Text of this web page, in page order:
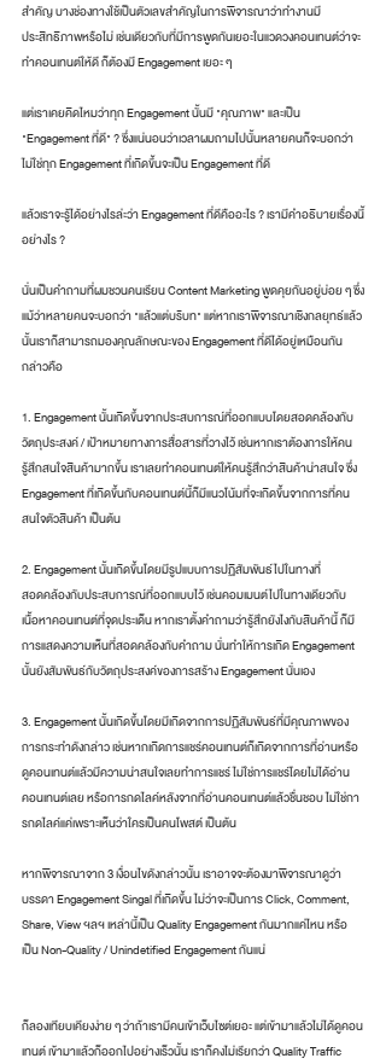
สำคัญ บางช่องทางใช้เป็นตัวเลขสำคัญในการพิจารณาว่าทำงานมี
ประสิทธิภาพหรือไม่ เช่นเดียวกับที่มีการพูดกันเยอะในแวดวงคอนเทนต์ว่าจะ
ทำคอนเทนต์ให้ดี ก็ต้องมี Engagement เยอะ ๆ
แต่เราเคยคิดไหมว่าทุก Engagement นั้นมี "คุณภาพ" และเป็น
"Engagement ที่ดี" ? ซึ่งแน่นอนว่าเวลาผมถามไปนั้นหลายคนก็จะบอกว่า
ไม่ใช่ทุก Engagement ที่เกิดขึ้นจะเป็น Engagement ที่ดี
แล้วเราจะรู้ได้อย่างไรล่ะว่า Engagement ที่ดีคืออะไร ? เรามีคำอธิบายเรื่องนี้
อย่างไร ?
นั่นเป็นคำถามที่ผมชวนคนเรียน Content Marketing พูดคุยกันอยู่บ่อย ๆ ซึ่ง
แม้ว่าหลายคนจะบอกว่า "แล้วแต่บริบท" แต่หากเราพิจารณาเชิงกลยุทธ์แล้ว
นั้นเราก็สามารถมองคุณลักษณะของ Engagement ที่ดีได้อยู่เหมือนกัน
กล่าวคือ
1. Engagement นั้นเกิดขึ้นจากประสบการณ์ที่ออกแบบโดยสอดคล้องกับ
วัตถุประสงค์ / เป้าหมายทางการสื่อสารที่วางไว้ เช่นหากเราต้องการให้คน
รู้สึกสนใจสินค้ามากขึ้น เราเลยทำคอนเทนต์ให้คนรู้สึกว่าสินค้าน่าสนใจ ซึ่ง
Engagement ที่เกิดขึ้นกับคอนเทนต์นี้ก็มีแนวโน้มที่จะเกิดขึ้นจากการที่คน
สนใจตัวสินค้า เป็นต้น
2. Engagement นั้นเกิดขึ้นโดยมีรูปแบบการปฏิสัมพันธ์ไปในทางที่
สอดคล้องกับประสบการณ์ที่ออกแบบไว้ เช่นคอมเมนต์ไปในทางเดียวกับ
เนื้อหาคอนเทนต์ที่จุดประเด็น หากเราตั้งคำถามว่ารู้สึกยังไงกับสินค้านี้ ก็มี
การแสดงความเห็นที่สอดคล้องกับคำถาม นั่นทำให้การเกิด Engagement
นั้นยังสัมพันธ์กับวัตถุประสงค์ของการสร้าง Engagement นั่นเอง
3. Engagement นั้นเกิดขึ้นโดยมีเกิดจากการปฏิสัมพันธ์ที่มีคุณภาพของ
การกระทำดังกล่าว เช่นหากเกิดการแชร์คอนเทนต์ก็เกิดจากการที่อ่านหรือ
ดูคอนเทนต์แล้วมีความน่าสนใจเลยทำการแชร์ ไม่ใช่การแชร์โดยไม่ได้อ่าน
คอนเทนต์เลย หรือการกดไลค์หลังจากที่อ่านคอนเทนต์แล้วชื่นชอบ ไม่ใช่กา
รกดไลค์แค่เพราะเห็นว่าใครเป็นคนโพสต์ เป็นต้น
หากพิจารณาจาก 3 เงื่อนไขดังกล่าวนั้น เราอาจจะต้องมาพิจารณาดูว่า
บรรดา Engagement Singal ที่เกิดขึ้น ไม่ว่าจะเป็นการ Click, Comment,
Share, View ฯลฯ เหล่านี้เป็น Quality Engagement กันมากแค่ไหน หรือ
เป็น Non-Quality / Unindetified Engagement กันแน่
ก็ลองเทียบเคียงง่าย ๆ ว่าถ้าเรามีคนเข้าเว็บไซต์เยอะ แต่เข้ามาแล้วไม่ได้ดูคอน
เทนต์ เข้ามาแล้วก็ออกไปอย่างเร็วนั้น เราก็คงไม่เรียกว่า Quality Traffic